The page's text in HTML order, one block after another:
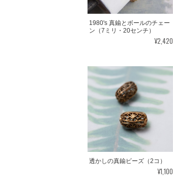
1980's 真鍮とボールのチェー
ン（7ミリ・20センチ）
¥2,420
透かしの真鍮ビーズ（2コ）
¥1,100